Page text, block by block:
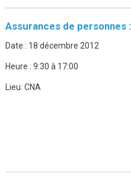
Assurances de
Date : 18 décembre 2012
Heure : 9:30 à 17:00
Lieu: CNA